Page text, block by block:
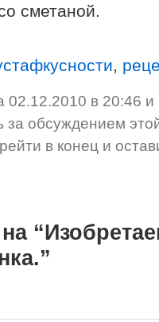
сметаной.
,
02.12.2010 в 20:46
за обсуждением
в конец и